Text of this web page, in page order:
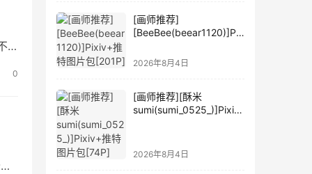
0
[画师推荐]
[BeeBee(beear1120)]Pix
2026年8月4日
[画师推荐][酥米
sumi(sumi_0525_)]Pixiv
2026年8月4日